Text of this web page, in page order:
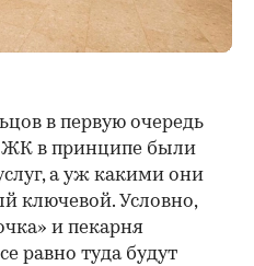
в первую очередь
ЖК в принципе были
а уж какими они
ключевой. Условно,
и пекарня
равно туда будут